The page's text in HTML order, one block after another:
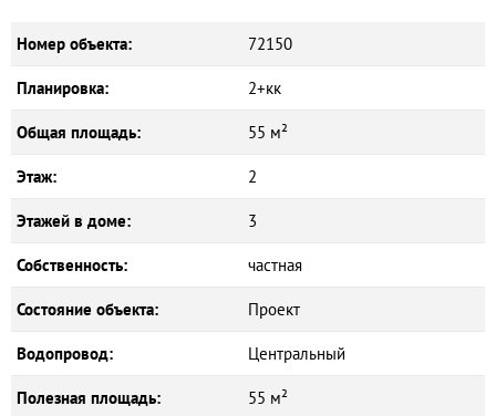
Номер объекта: 72150
Планировка: 2+кк
Общая площадь: 55 м²
Этаж: 2
Этажей в доме: 3
Собственность: частная
Состояние объекта: Проект
Водопровод: Центральный
Полезная площадь: 55 м²